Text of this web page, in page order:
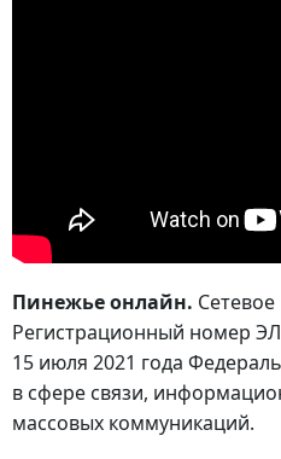
Пинежье онлайн. Сетевое
Регистрационный номер
15 июля 2021 года
в сфере связи,
массовых коммуникаций.